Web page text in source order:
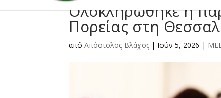
Ολοκληρώθηκε η
Πορείας στη
απόΑπόστολος Βλάχος | Ιούν 5, 2026 |